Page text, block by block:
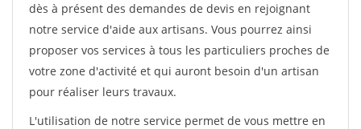
dès à présent des demandes de devis en rejoignant
notre service d'aide aux artisans. Vous pourrez ainsi
proposer vos services à tous les particuliers proches de
votre zone d'activité et qui auront besoin d'un artisan
pour réaliser leurs travaux.
L'utilisation de notre service permet de vous mettre en